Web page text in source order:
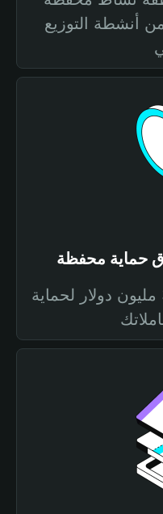
أنشطة التوزيع
صندوق حماية بقيمة 300 مليون دولار لحماية